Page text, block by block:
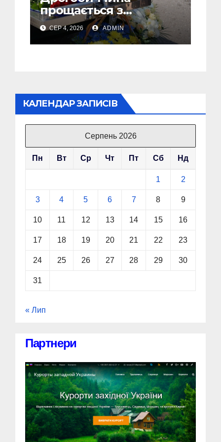
прощається з
полеглим Воїном
Олегом Торським
СЕР 4, 2026 ADMIN
КАЛЕНДАР ЗАПИСІВ
Серпень 2026
Пн Вт Ср Чт Пт Сб Нд
1 2
3 4 5 6 7 8 9
10 11 12 13 14 15 16
17 18 19 20 21 22 23
24 25 26 27 28 29 30
31
« Лип
Партнери